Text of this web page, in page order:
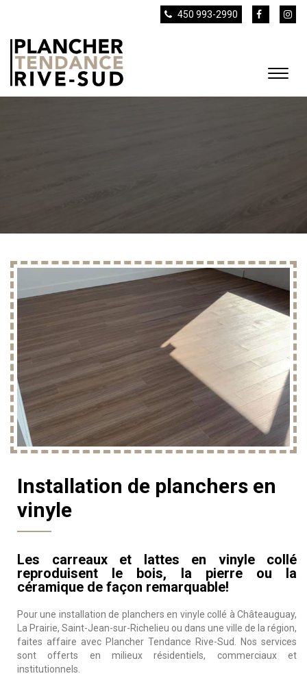
450 993-2990
Services Installation de plancher vinyle
Installation de planchers en
vinyle
Les carreaux et lattes en vinyle collé
reproduisent le bois, la pierre ou la
céramique de façon remarquable!
Pour une installation de planchers en vinyle collé à Châteauguay,
La Prairie, Saint-Jean-sur-Richelieu ou dans une ville de la région,
faites affaire avec Plancher Tendance Rive-Sud. Nos services
sont offerts en milieux résidentiels, commerciaux et
institutionnels.